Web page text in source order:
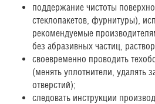
поддержание чистоты
стеклопакетов, фурнитуры),
рекомендуемые
без абразивных частиц,
своевременно проводить
(менять уплотнители, удалять
отверстий);
следовать инструкции